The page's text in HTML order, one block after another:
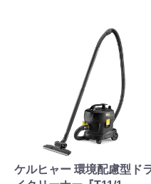
ケルヒャー 環境配慮型ド